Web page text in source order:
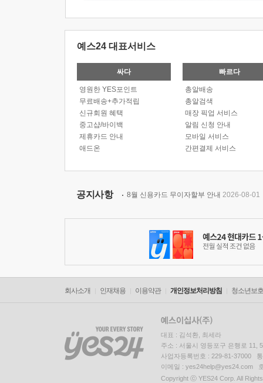
예스24 대표서비스
싸다
영원한 YES포인트
무료배송+추가적립
신규회원 혜택
중고샵/바이백
제휴카드 안내
애드온
빠르다
총알배송
총알검색
매장 픽업 서비스
알림 신청 안내
모바일 서비스
간편결제 서비스
공지사항 8월 신용카드 무이자할부 안내 2026-08-01
회사소개 인재채용 이용약관 개인정보처리방침 청소년보
대표 : 김석환, 최세라
주소 : 서울시 영등포구 은행로 11,
사업자등록번호 : 229-81-37000
이메일 : yes24help@yes24.com
Copyright ⓒ YES24 Corp. All